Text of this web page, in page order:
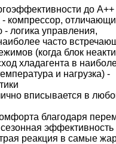
до A++
компрессор,
логика управления,
часто
(когда блок
хладагента в
и нагрузка) -
вписывается в
благодаря
эффективность
реакция в самые